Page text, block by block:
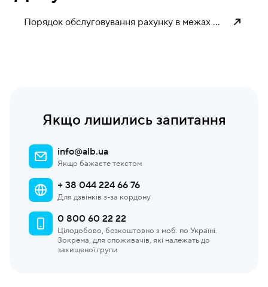
Порядок обслуговування рахунку в межах видкритого банкінгу АТ «БАНК АЛЬЯНС» як надавча платіжних послуг
Якщо лишились запитання
info@alb.ua
Якщо бажаєте текстом
+ 38 044 224 66 76
Для дзвінків з-за кордону
0 800 60 22 22
Цілодобово, безкоштовно з моб. по Україні.
Зокрема, для споживачів, які належать до
захищеної групи